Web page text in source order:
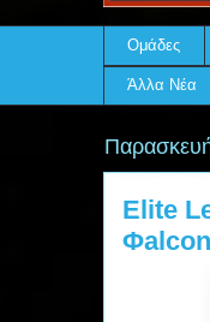
Ομάδες
Άλλα Νέα
Elite